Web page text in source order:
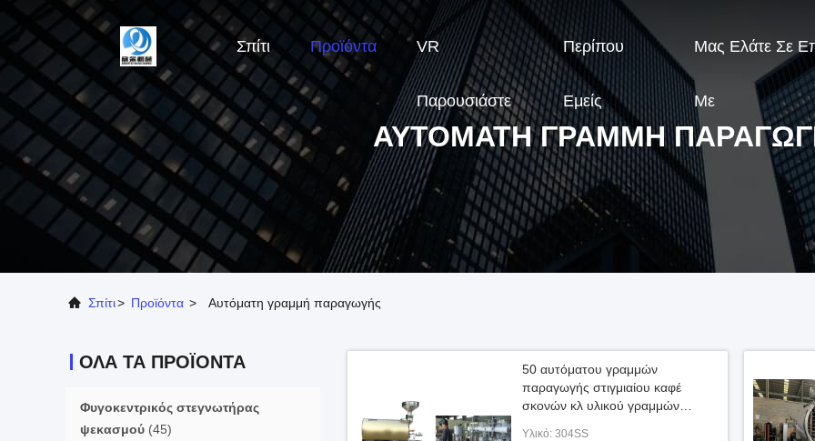
Σπίτι Προϊόντα VR
Παρουσιάστε
Περίπου
Εμείς
Μας Ελάτε Σε
Με
ΑΥΤΌΜΑΤΗ ΓΡΑΜΜΉ
Σπίτι> Προϊόντα > Αυτόματη γραμμή παραγωγής
ΌΛΑ ΤΑ ΠΡΟΪΌΝΤΑ
Φυγοκεντρικός στεγνωτήρας
ψεκασμού (45)
50 αυτόματου γραμμών
παραγωγής στιγμιαίου καφέ
σκονών κλ υλικού γραμμών
Υλικό: 304SS